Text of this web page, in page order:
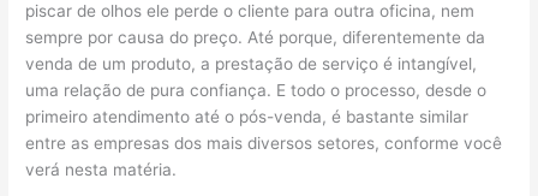
piscar de olhos ele perde o cliente para outra oficina, nem
sempre por causa do preço. Até porque, diferentemente da
venda de um produto, a prestação de serviço é intangível,
uma relação de pura confiança. E todo o processo, desde o
primeiro atendimento até o pós-venda, é bastante similar
entre as empresas dos mais diversos setores, conforme você
verá nesta matéria.